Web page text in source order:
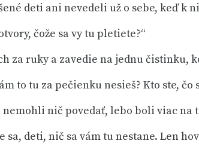
deti ani nevedeli už o sebe, keď k
čože sa vy tu pletiete?“
za ruky a zavedie na jednu
to tu za pečienku nesieš? Kto ste, čo
nič povedať, lebo boli viac na
sa, deti, nič sa vám tu nestane. Len